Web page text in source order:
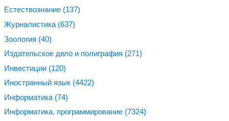
Естествознание (137)
Журналистика (637)
Зоология (40)
Издательское дело и полиграфия (271)
Инвестиции (120)
Иностранный язык (4422)
Информатика (74)
Информатика, программирование (7324)